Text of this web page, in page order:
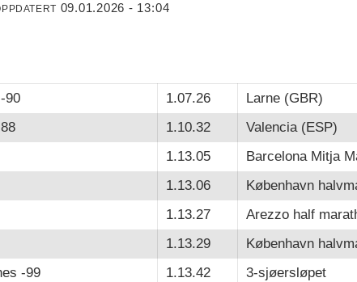
09.01.2026 - 13:04
90 1.07.26 Larne (GBR)
1.10.32 Valencia (ESP)
1.13.05 Barcelona Mitja
1.13.06 København
1.13.27 Arezzo half
1.13.29 København
-99 1.13.42 3-sjøersløpet